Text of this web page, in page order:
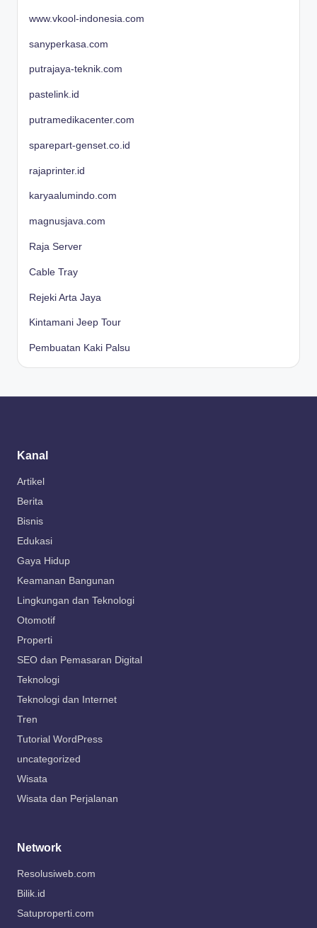
www.vkool-indonesia.com
sanyperkasa.com
putrajaya-teknik.com
pastelink.id
putramedikacenter.com
sparepart-genset.co.id
rajaprinter.id
karyaalumindo.com
magnusjava.com
Raja Server
Cable Tray
Rejeki Arta Jaya
Kintamani Jeep Tour
Pembuatan Kaki Palsu
Kanal
Artikel
Berita
Bisnis
Edukasi
Gaya Hidup
Keamanan Bangunan
Lingkungan dan Teknologi
Otomotif
Properti
SEO dan Pemasaran Digital
Teknologi
Teknologi dan Internet
Tren
Tutorial WordPress
uncategorized
Wisata
Wisata dan Perjalanan
Network
Resolusiweb.com
Bilik.id
Satuproperti.com